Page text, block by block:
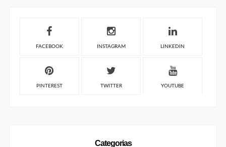
FACEBOOK INSTAGRAM LINKEDIN
PINTEREST TWITTER YOUTUBE
Categorias